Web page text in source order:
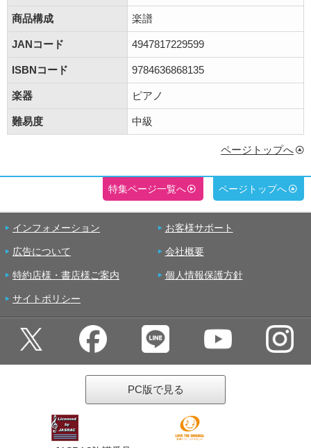
商品構成 楽譜
JANコード 4947817229599
ISBNコード 9784636868135
楽器 ピアノ
難易度 中級
ページトップへ
特集ページ一覧へ ページトップへ
インフォメーション お客様サポート
広告について 会社概要
特約店様・書店様ご案内 個人情報保護方針
サイトポリシー
PC版で見る